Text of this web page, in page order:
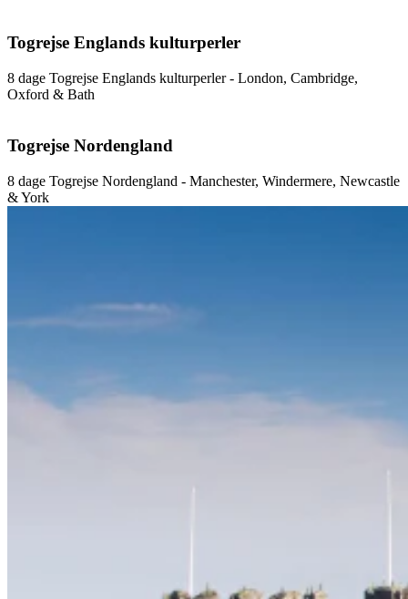
Togrejse Englands kulturperler
8 dage Togrejse Englands kulturperler - London, Cambridge,
Oxford & Bath
Togrejse Nordengland
8 dage Togrejse Nordengland - Manchester, Windermere, Newcastle
& York